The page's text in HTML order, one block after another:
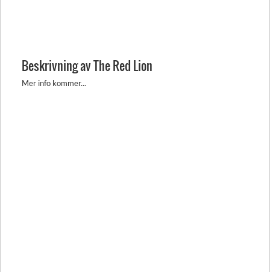
Beskrivning av The Red Lion
Mer info kommer...